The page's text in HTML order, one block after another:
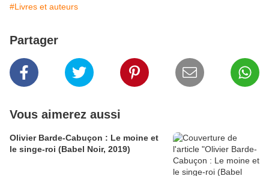
#Livres et auteurs
Partager
Vous aimerez aussi
Olivier Barde-Cabuçon : Le moine et
le singe-roi (Babel Noir, 2019)